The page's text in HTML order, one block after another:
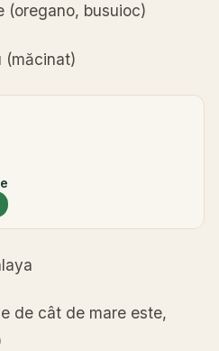
(oregano, busuioc)
(măcinat)
de cât de mare este,